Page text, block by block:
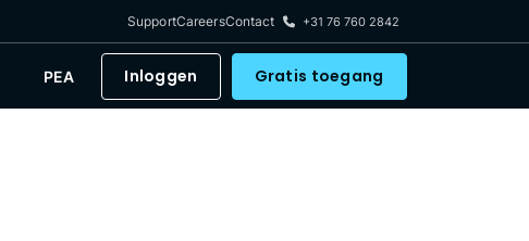
SupportCareersContact +31 76 760 2842
PEA Inloggen Gratis toegang